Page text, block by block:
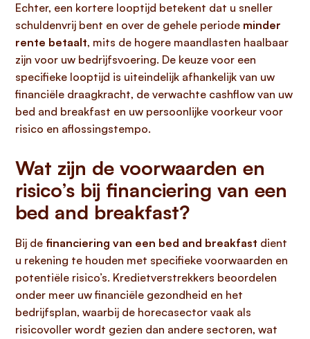
Echter, een kortere looptijd betekent dat u sneller
schuldenvrij bent en over de gehele periode minder
rente betaalt, mits de hogere maandlasten haalbaar
zijn voor uw bedrijfsvoering. De keuze voor een
specifieke looptijd is uiteindelijk afhankelijk van uw
financiële draagkracht, de verwachte cashflow van uw
bed and breakfast en uw persoonlijke voorkeur voor
risico en aflossingstempo.
Wat zijn de voorwaarden en
risico’s bij financiering van een
bed and breakfast?
Bij de financiering van een bed and breakfast dient
u rekening te houden met specifieke voorwaarden en
potentiële risico’s. Kredietverstrekkers beoordelen
onder meer uw financiële gezondheid en het
bedrijfsplan, waarbij de horecasector vaak als
risicovoller wordt gezien dan andere sectoren, wat